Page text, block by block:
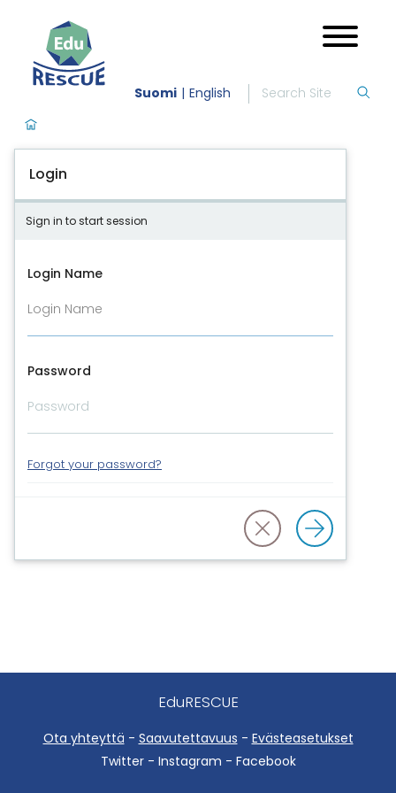
Suomi English
Login
Sign in to start session
Login Name
Password
Forgot your password?
EduRESCUE
Ota yhteyttä - Saavutettavuus - Evästeasetukset
Twitter - Instagram - Facebook